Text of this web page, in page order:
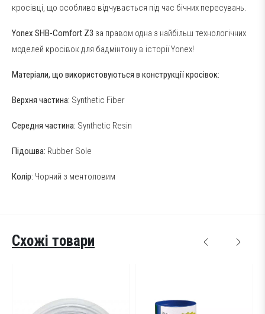
кросівці, що особливо відчувається під час бічних пересувань.
Yonex SHB-Comfort Z3 за правом одна з найбільш технологічних
моделей кросівок для бадмінтону в історії Yonex!
Матеріали, що використовуються в конструкції кросівок:
Верхня частина: Synthetic Fiber
Середня частина: Synthetic Resin
Підошва: Rubber Sole
Колір: Чорний з ментоловим
Схожі товари